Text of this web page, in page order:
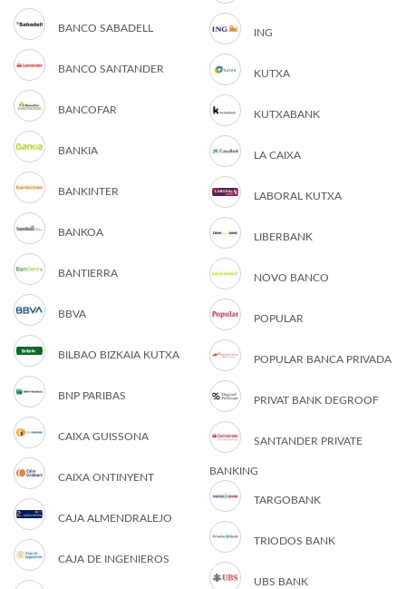
BANCO SABADELL
BANCO SANTANDER
BANCOFAR
BANKIA
BANKINTER
BANKOA
BANTIERRA
BBVA
BILBAO BIZKAIA KUTXA
BNP PARIBAS
CAIXA GUISSONA
CAIXA ONTINYENT
CAJA ALMENDRALEJO
CAJA DE INGENIEROS
ING
KUTXA
KUTXABANK
LA CAIXA
LABORAL KUTXA
LIBERBANK
NOVO BANCO
POPULAR
POPULAR BANCA PRIVADA
PRIVAT BANK DEGROOF
SANTANDER PRIVATE
BANKING
TARGOBANK
TRIODOS BANK
UBS BANK